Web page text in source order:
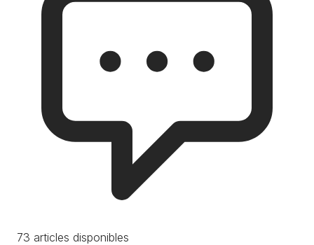
73 articles disponibles